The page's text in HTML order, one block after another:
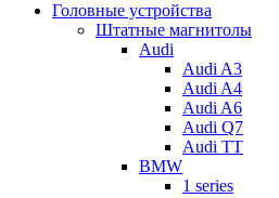
Головные устройства
Штатные магнитолы
Audi
Audi A3
Audi A4
Audi A6
Audi Q7
Audi TT
BMW
1 series